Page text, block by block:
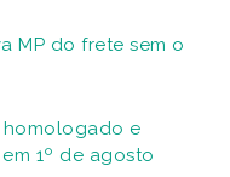
MP do frete sem o
homologado e
1º de agosto